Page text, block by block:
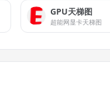
GPU天梯图
超能网显卡天梯图